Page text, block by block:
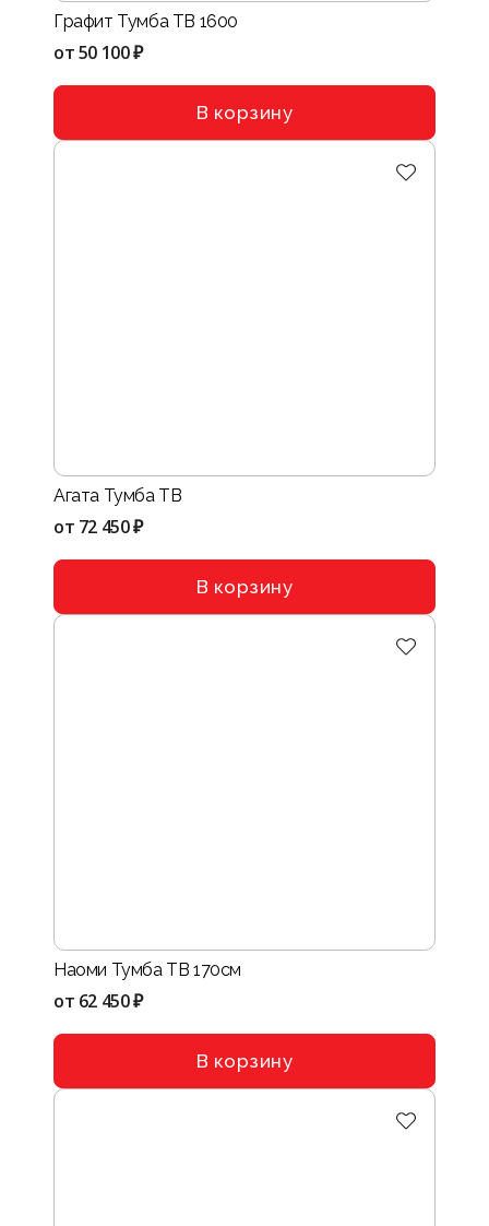
Графит Тумба ТВ 1600
от50 100 ₽
В корзину
Агата Тумба ТВ
от 72 450 ₽
В корзину
Наоми Тумба ТВ 170см
от 62 450 ₽
В корзину